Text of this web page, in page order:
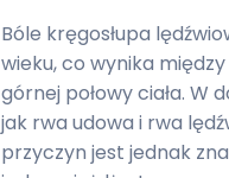
Bóle kręgosłupa
wieku, co wynika
górnej połowy ciała. W
jak rwa udowa i rwa
przyczyn jest jednak